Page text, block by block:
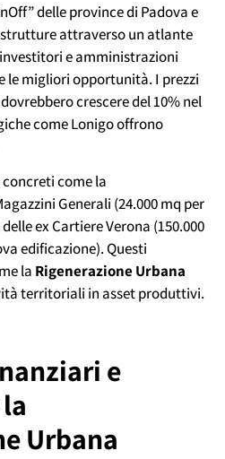
delle province di Padova e
strutture attraverso un atlante
e amministrazioni
le migliori opportunità. I prezzi
crescere del 10% nel
come Lonigo offrono
come la
Generali (24.000 mq per
ex Cartiere Verona (150.000
edificazione). Questi
la Rigenerazione Urbana
territoriali in asset produttivi.
e
Urbana